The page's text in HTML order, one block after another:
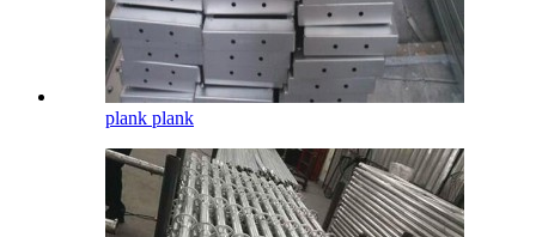
plank plank